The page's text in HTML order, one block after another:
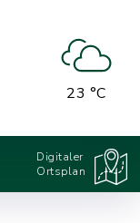
23 °C
Digitaler
Ortsplan